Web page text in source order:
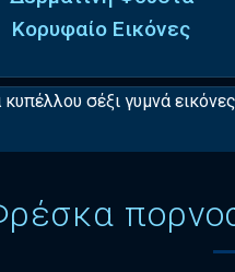
Κορυφαίο Εικόνες